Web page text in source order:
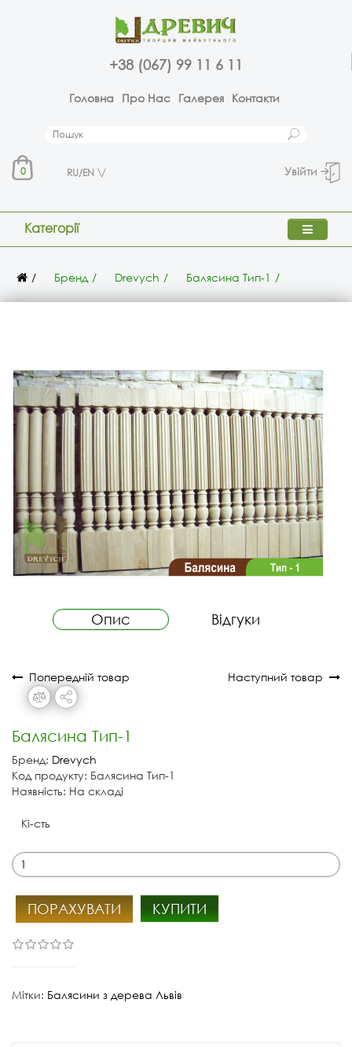
+38 (067) 99 11 6 11
Головна Про Нас Галерея Контакти
0 RU/EN Увійти
Категорії
Бренд Drevych Балясина Тип-1
Опис Відгуки
Попередній товар Наступний товар
Балясина Тип-1
Бренд: Drevych
Код продукту: Балясина Тип-1
Наявність: На складі
Кі-сть
ПОРАХУВАТИ КУПИТИ
Мітки: Балясини з дерева Львів